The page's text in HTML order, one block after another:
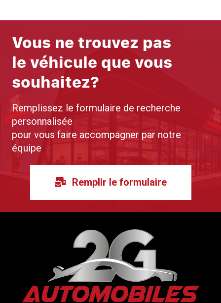
Vous ne trouvez pas
le véhicule que vous
souhaitez?
Remplissez le formulaire de recherche
personnalisée
pour vous faire accompagner par notre
équipe
Remplir le formulaire